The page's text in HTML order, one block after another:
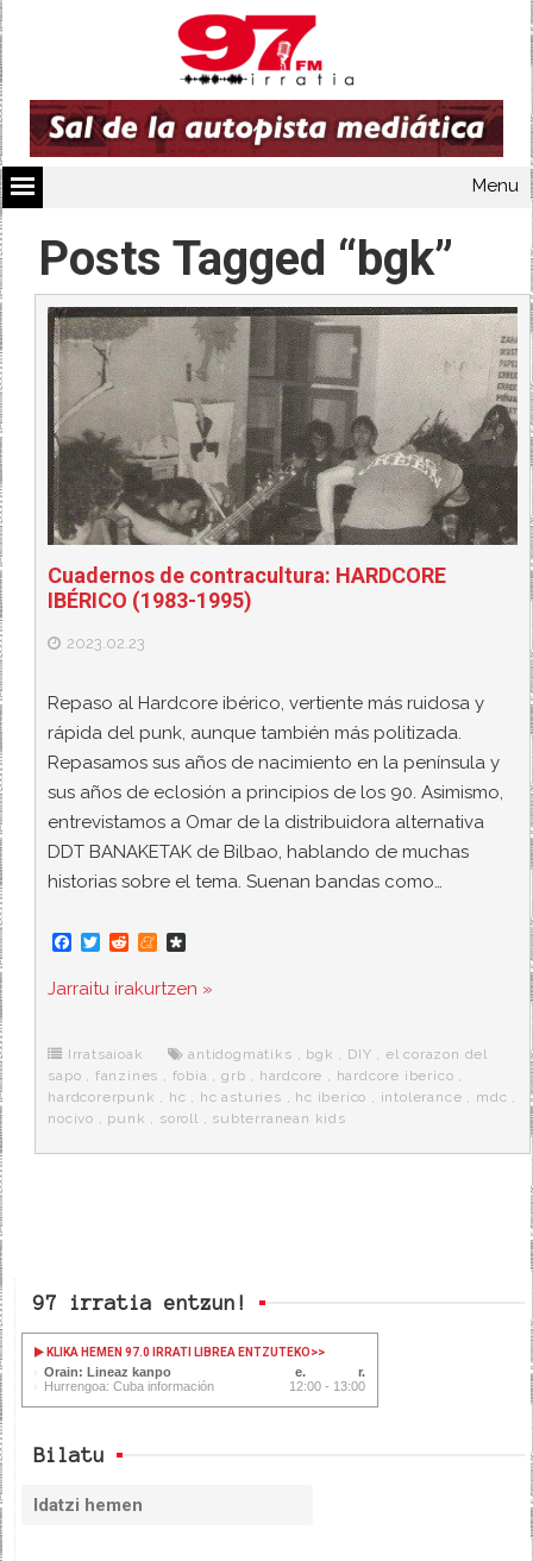
Menu
Posts Tagged “bgk”
Cuadernos de contracultura: HARDCORE
IBÉRICO (1983-1995)
2023.02.23
Repaso al Hardcore ibérico, vertiente más ruidosa y
rápida del punk, aunque también más politizada.
Repasamos sus años de nacimiento en la península y
sus años de eclosión a principios de los 90. Asimismo,
entrevistamos a Omar de la distribuidora alternativa
DDT BANAKETAK de Bilbao, hablando de muchas
historias sobre el tema. Suenan bandas como…
F
c
e
o
k
T
i
t
r
R
d
d
M
n
e
e
a
s
r
a
Jarraitu irakurtzen »
Irratsaioak antidogmatiks , bgk , DIY , el corazon del
sapo , fanzines , fobia ,grb , hardcore , hardcore iberico ,
hardcorerpunk , hc , hc asturies , hc iberico , intolerance , mdc ,
nocivo , punk , soroll , subterranean kids
97 irratia entzun!
KLIKA HEMEN 97.0 IRRATI LIBREA ENTZUTEKO>>
Orain: Lineaz kanpo
Hurrengoa: Cuba información
12:00 - 13:00
Bilatu